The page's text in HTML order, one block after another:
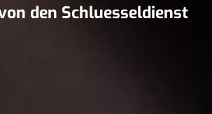
den Schluesseldienst